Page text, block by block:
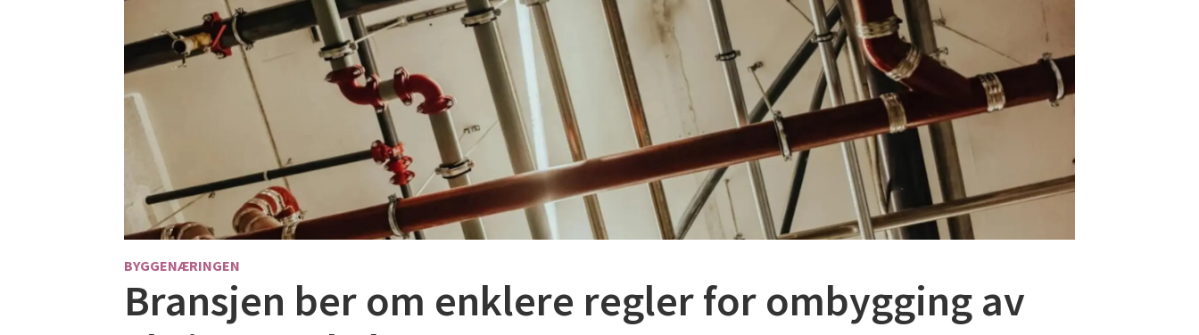
BYGGENÆRINGEN
Bransjen ber om enklere regler for ombygging av